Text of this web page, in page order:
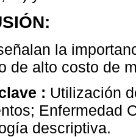
la
de alto costo de
: Utilización
Enfermedad
descriptiva.